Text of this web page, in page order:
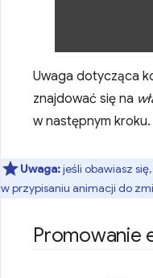
Uwaga dotycząca
znajdować się na
w następnym kroku.
Uwaga:jeśli obawiasz
w przypisaniu animacji do
Promowanie